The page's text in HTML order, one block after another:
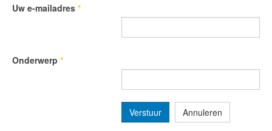
Uw e-mailadres *
Onderwerp *
Verstuur Annuleren